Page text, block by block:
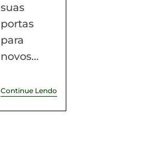
suas
portas
para
novos…
Continue Lendo